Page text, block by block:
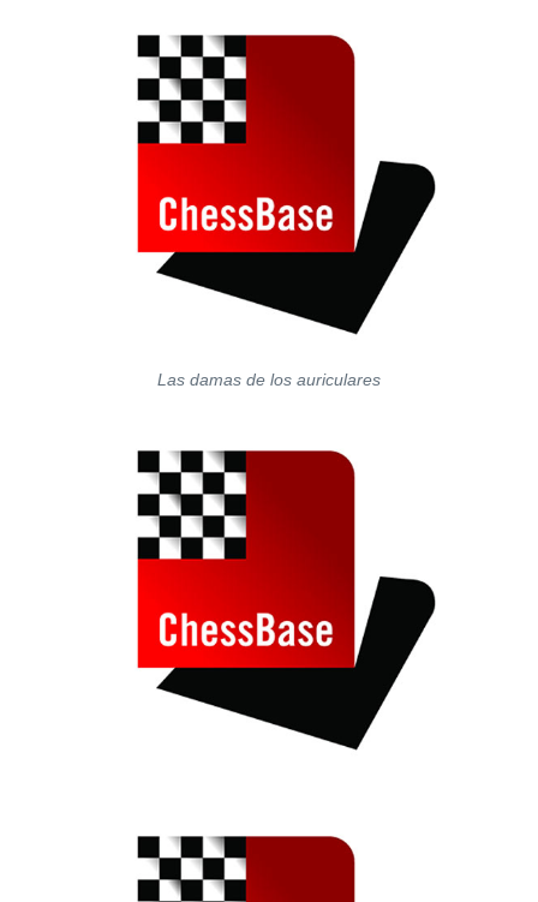
Las damas de los auriculares